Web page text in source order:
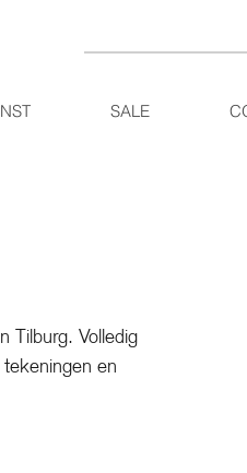
SALE
Tilburg. Volledig
en